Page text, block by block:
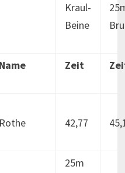
Kraul-
Beine
Name Zeit
Rothe 42,77
25m